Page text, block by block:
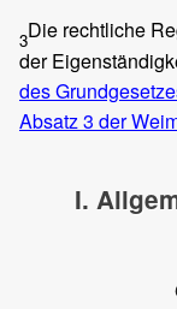
3Die rechtliche
der
des
Absatz 3 der
I.